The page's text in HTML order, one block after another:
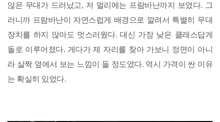
않은 무대가 드러났고, 저 멀리에는 프람바난까지 보였다. 그
러니까 프람바난이 자연스럽게 배경으로 깔려서 특별히 무대
장치를 하지 않아도 멋스러웠다. 대신 가장 낮은 클래스답게
돌로 이루어졌다. 게다가 제 자리를 찾아 가보니 정면이 아니
라 살짝 옆에서 보는 느낌이 들 정도였다. 역시 가격이 싼 이유
는 확실히 있었다.